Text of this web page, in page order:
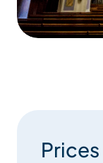
Prices